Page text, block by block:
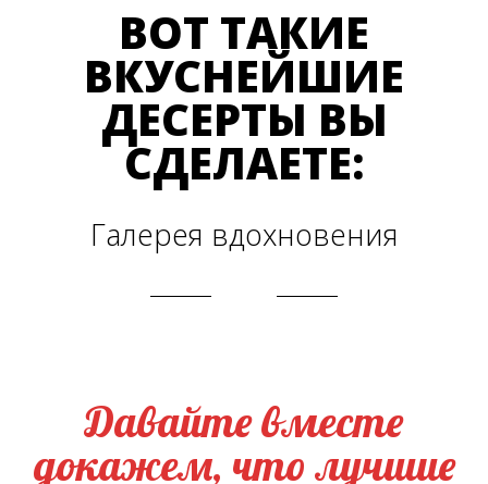
ВОТ ТАКИЕ
ВКУСНЕЙШИЕ
ДЕСЕРТЫ ВЫ
СДЕЛАЕТЕ:
Галерея вдохновения
Давайте вместе
докажем, что лучшие